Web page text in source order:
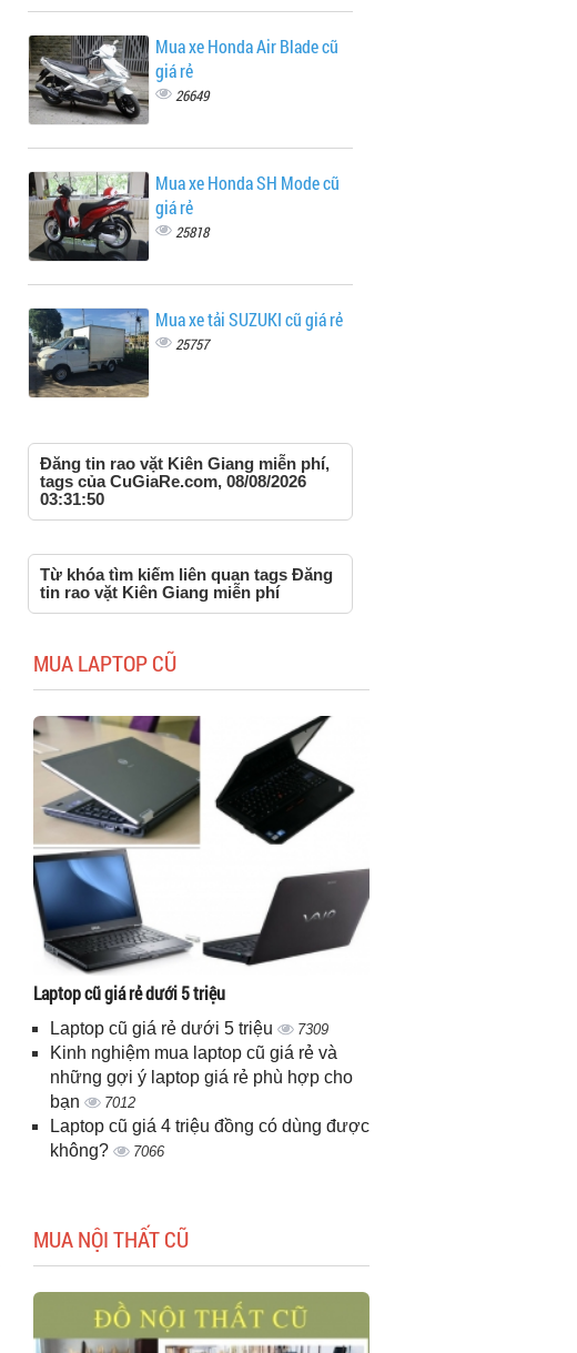
Mua xe Honda Air Blade cũ
giá rẻ
26649
Mua xe Honda SH Mode cũ
giá rẻ
25818
Mua xe tải SUZUKI cũ giá rẻ
25757
Đăng tin rao vặt Kiên Giang miễn phí,
tags của CuGiaRe.com, 08/08/2026
03:31:50
Từ khóa tìm kiếm liên quan tags Đăng
tin rao vặt Kiên Giang miễn phí
MUA LAPTOP CŨ
Laptop cũ giá rẻ dưới 5 triệu
Laptop cũ giá rẻ dưới 5 triệu 7309
Kinh nghiệm mua laptop cũ giá rẻ và
những gợi ý laptop giá rẻ phù hợp cho
bạn
7012
Laptop cũ giá 4 triệu đồng có dùng được
không?
7066
MUA NỘI THẤT CŨ